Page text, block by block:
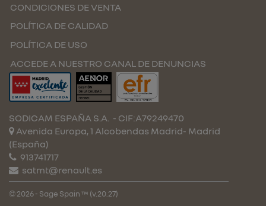
CONDICIONES DE VENTA
POLÍTICA DE CALIDAD
POLÍTICA DE USO
ACCEDE A NUESTRO CANAL DE DENUNCIAS
SODICAM ESPAÑA S.A. - CIF:A79249470
Avenida Europa, 1 Alcobendas Madrid- Madrid
(España)
913741717
satmt@renault.es
© 2026 - Sage Spain ™ (v.20.27)